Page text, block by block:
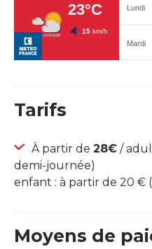
Tarifs
À partir de 28€ /
demi-journée)
enfant : à partir de 20 €
Moyens de